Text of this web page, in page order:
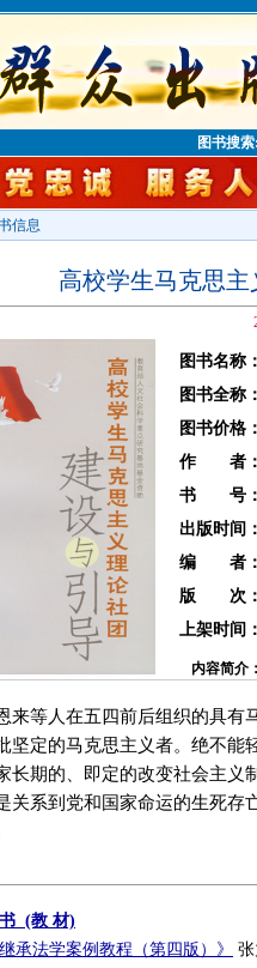
图书搜
信息
高校学生马克思
图书名称
图书全称
图书价格
作 者
书 号
出版时间
编 者
版 次
上架时间
内容简介
来等人在五四前后组织的具有
坚定的马克思主义者。绝不
长期的、即定的改变社会主
关系到党和国家命运的生死
(教 材)
承法学案例教程（第四版）》
张